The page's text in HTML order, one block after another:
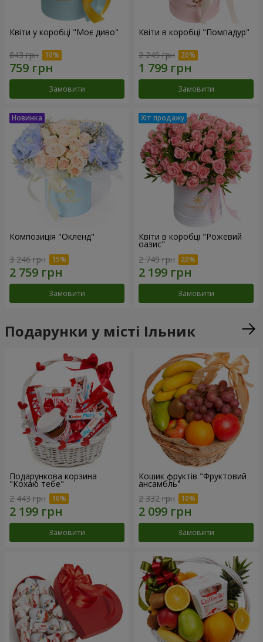
Квіти у коробці "Моє диво"
843 грн
Замовити
Квіти в коробці "Помпадур"
2 249 грн
Замовити
Композиція "Окленд"
3 246 грн
Замовити
Квіти в коробці "Рожевий
оазис"
2 749 грн
Замовити
Подарунки у місті Ільник
Подарункова корзина
"Кохаю тебе"
2 443 грн
Замовити
Кошик фруктів "Фруктовий
ансамбль"
2 332 грн
Замовити